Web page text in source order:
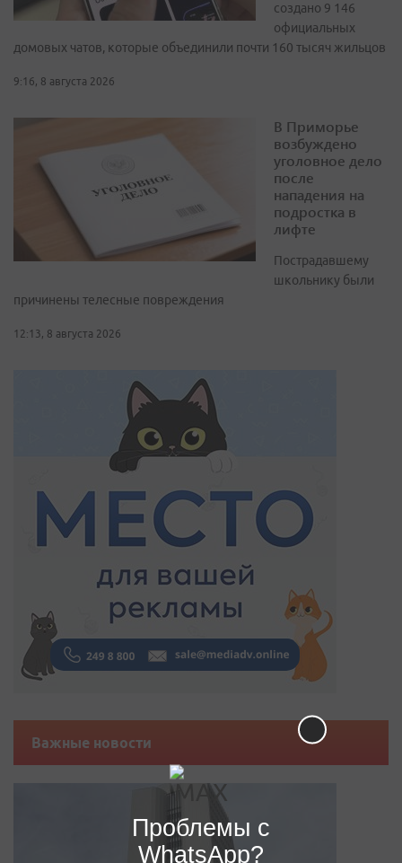
создано 9 146
официальных
домовых чатов, которые объединили почти 160 тысяч жильцов
9:16, 8 августа 2026
В Приморье
возбуждено
уголовное дело
после
нападения на
подростка в
лифте
Пострадавшему
школьнику были
причинены телесные повреждения
12:13, 8 августа 2026
Важные новости
Проблемы с
WhatsApp?